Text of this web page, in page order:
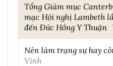
Tổng Giám mục
mạc Hội nghị Lambeth
đến Đức Hồng Y Thuận
Nên làm trạng sự hay
Vinh